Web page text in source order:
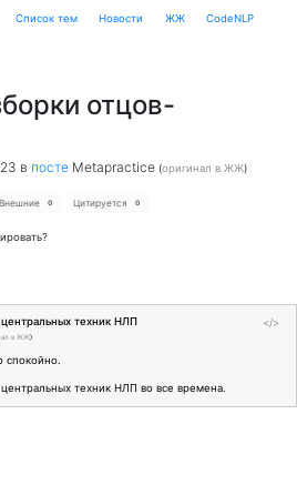
Cписок тем Новости ЖЖ CodeNLP
отцов-
в посте Metapractice (оригинал в ЖЖ)
Внешние 0 Цитируется 0
</>
техник НЛП
в ЖЖ)
техник НЛП во все времена.